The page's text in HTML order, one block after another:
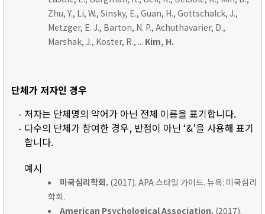
Zhu, Y., Li, W., Sinsky, E., Guan, H., Gottschalck, J.,
Metzger, E. J., Barton, N. P., Achuthavarier, D.,
Marshak, J., Koster, R., ... Kim, H.
단체가 저자인 경우
- 저자는 단체명의 약어가 아닌 전체 이름을 표기합니다.
- 다수의 단체가 참여한 경우, 반점이 아닌 ‘&’을 사용해 표기
합니다.
예시
미국심리학회. (2017). APA 스타일 가이드. 뉴욕: 미국심리
학회.
American Psychological Association. (2017).